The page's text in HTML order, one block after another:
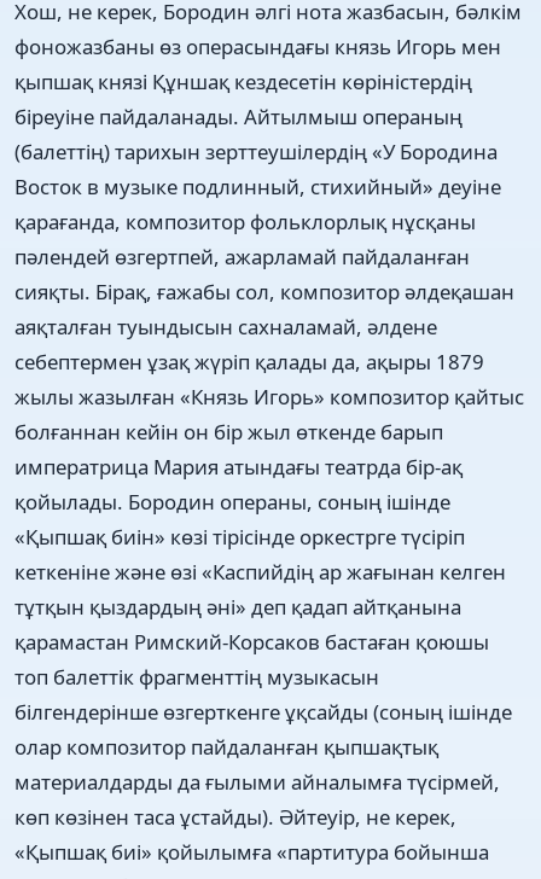
Хош, не керек, Бородин әлгі нота жазбасын, бәлкім
фоножазбаны өз операсындағы князь Игорь мен
қыпшақ князі Құншақ кездесетін көріністердің
біреуіне пайдаланады. Айтылмыш операның
(балеттің) тарихын зерттеушілердің «У Бородина
Восток в музыке подлинный, стихийный» деуіне
қарағанда, композитор фольклорлық нұсқаны
пәлендей өзгертпей, ажарламай пайдаланған
сияқты. Бірақ, ғажабы сол, композитор әлдеқашан
аяқталған туындысын сахналамай, әлдене
себептермен ұзақ жүріп қалады да, ақыры 1879
жылы жазылған «Князь Игорь» композитор қайтыс
болғаннан кейін он бір жыл өткенде барып
императрица Мария атындағы театрда бір-ақ
қойылады. Бородин операны, соның ішінде
«Қыпшақ биін» көзі тірісінде оркестрге түсіріп
кеткеніне және өзі «Каспийдің ар жағынан келген
тұтқын қыздардың әні» деп қадап айтқанына
қарамастан Римский-Корсаков бастаған қоюшы
топ балеттік фрагменттің музыкасын
білгендерінше өзгерткенге ұқсайды (соның ішінде
олар композитор пайдаланған қыпшақтық
материалдарды да ғылыми айналымға түсірмей,
көп көзінен таса ұстайды). Әйтеуір, не керек,
«Қыпшақ биі» қойылымға «партитура бойынша